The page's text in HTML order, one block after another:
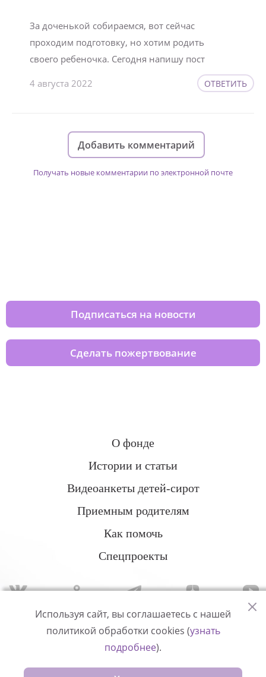
За доченькой собираемся, вот сейчас
проходим подготовку, но хотим родить
своего ребеночка. Сегодня напишу пост
4 августа 2022 ОТВЕТИТЬ
Добавить комментарий
Получать новые комментарии по электронной почте
Подписаться на новости
Сделать пожертвование
О фонде
Истории и статьи
Видеоанкеты детей-сирот
Приемным родителям
Как помочь
Спецпроекты
Политика конфиденциальности
© Измени одну жизнь
Используя сайт, вы соглашаетесь с нашей
политикой обработки cookies (узнать
подробнее).